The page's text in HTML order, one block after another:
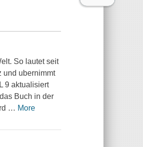
So lautet seit
und ubernimmt
9 aktualisiert
Buch in der
… More